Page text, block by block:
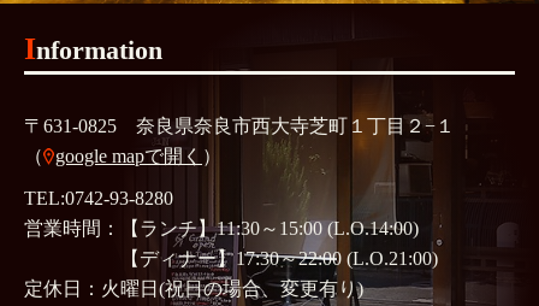
Information
〒631-0825 奈良県奈良市西大寺芝町１丁目２−１
（
google mapで開く ）
TEL:0742-93-8280
営業時間：【ランチ】11:30～15:00 (L.O.14:00)
【ディナー】17:30～22:00 (L.O.21:00)
定休日：火曜日(祝日の場合、変更有り)